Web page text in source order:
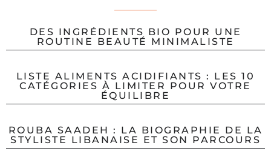
DES INGRÉDIENTS BIO POUR UNE
ROUTINE BEAUTÉ MINIMALISTE
LISTE ALIMENTS ACIDIFIANTS : LES 10
CATÉGORIES À LIMITER POUR VOTRE
ÉQUILIBRE
ROUBA SAADEH : LA BIOGRAPHIE DE LA
STYLISTE LIBANAISE ET SON PARCOURS